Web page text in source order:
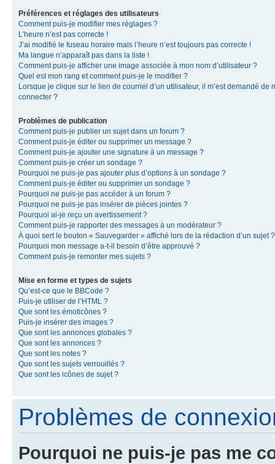
Préférences et réglages des utilisateurs
Comment puis-je modifier mes réglages ?
L’heure n’est pas correcte !
J’ai modifié le fuseau horaire mais l’heure n’est toujours pas correcte !
Ma langue n’apparaît pas dans la liste !
Comment puis-je afficher une image associée à mon nom d’utilisateur ?
Quel est mon rang et comment puis-je le modifier ?
Lorsque je clique sur le lien de courriel d’un utilisateur, il m’est demandé de
connecter ?
Problèmes de publication
Comment puis-je publier un sujet dans un forum ?
Comment puis-je éditer ou supprimer un message ?
Comment puis-je ajouter une signature à un message ?
Comment puis-je créer un sondage ?
Pourquoi ne puis-je pas ajouter plus d’options à un sondage ?
Comment puis-je éditer ou supprimer un sondage ?
Pourquoi ne puis-je pas accéder à un forum ?
Pourquoi ne puis-je pas insérer de pièces jointes ?
Pourquoi ai-je reçu un avertissement ?
Comment puis-je rapporter des messages à un modérateur ?
À quoi sert le bouton « Sauvegarder » affiché lors de la rédaction d’un sujet ?
Pourquoi mon message a-t-il besoin d’être approuvé ?
Comment puis-je remonter mes sujets ?
Mise en forme et types de sujets
Qu’est-ce que le BBCode ?
Puis-je utiliser de l’HTML ?
Que sont les émoticônes ?
Puis-je insérer des images ?
Que sont les annonces globales ?
Que sont les annonces ?
Que sont les notes ?
Que sont les sujets verrouillés ?
Que sont les icônes de sujet ?
Problèmes de
Pourquoi ne puis-je pas me